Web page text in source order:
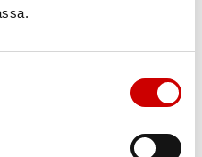
Leirin aikana
tehdä paljon erilaisia
ja niihin